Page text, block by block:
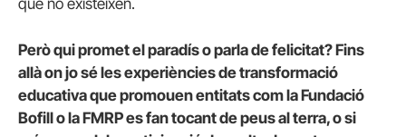
Però qui promet el paradís o parla de felicitat? Fins
allà on jo sé les experiències de transformació
educativa que promouen entitats com la Fundació
Bofill o la FMRP es fan tocant de peus al terra, o si